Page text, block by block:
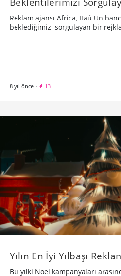
Reklam ajansı Africa, Itaú
beklediğimizi sorgulayan bir
8 yıl önce · 13
Yılın En İyi Yılbaşı
Bu yılki Noel kampanyaları